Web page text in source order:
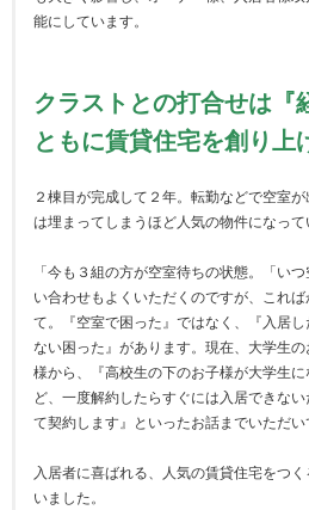
能にしています。
クラストとの打合せは『
ともに賃貸住宅を創り上
２棟目が完成して２年。転勤などで空室
は埋まってしまうほど人気の物件になって
「今も３組の方が空室待ちの状態。「い
い合わせもよくいただくのですが、これ
て。『空室で困った』ではなく、『入居
ない困った』があります。現在、大学生
様から、『高校生の下のお子様が大学生
ど、一度解約したらすぐには入居できな
て契約します』といったお話までいただい
入居者に喜ばれる、人気の賃貸住宅をつ
いました。